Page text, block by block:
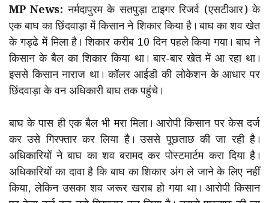
MP News: नर्मदापुरम के सतपुड़ा टाइगर रिजर्व (एसटीआर) के
एक बाघ का छिंदवाड़ा में किसान ने शिकार किया है। बाघ का शव खेत
के गड्ढे में मिला है। शिकार करीब 10 दिन पहले किया गया। बाघ ने
किसान के बैल का शिकार किया था। बार-बार खेत में आ रहा था।
इससे किसान नाराज था। कॉलर आईडी की लोकेशन के आधार पर
छिंदवाड़ा के वन अधिकारी बाघ तक पहुंचे।
बाघ के पास ही एक बैल भी मरा मिला। आरोपी किसान पर केस दर्ज
कर उसे गिरफ्तार कर लिया है। उससे पूछताछ की जा रही है।
अधिकारियों ने बाघ का शव बरामद कर पोस्टमार्टम करा दिया है।
अधिकारियों का दावा है कि बाघ का शिकार अंग ले जाने के लिए नहीं
किया, लेकिन उसका शव जरूर खराब हो गया था। आरोपी किसान